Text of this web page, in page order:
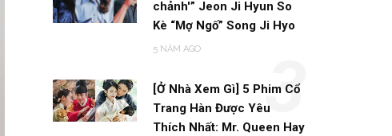
chảnh'” Jeon Ji Hyun So
Kè “Mợ Ngố” Song Ji Hyo
5 NĂM AGO
[Ở Nhà Xem Gì] 5 Phim Cổ
Trang Hàn Được Yêu
Thích Nhất: Mr. Queen Hay
3